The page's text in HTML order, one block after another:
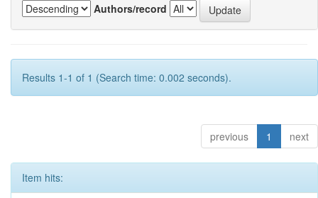
Authors/record
Results 1-1 of 1 (Search time: 0.002 seconds).
previous 1 next
Item hits: